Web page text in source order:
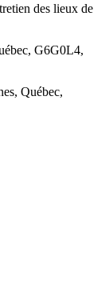
des lieux de
G6G0L4,
Québec,